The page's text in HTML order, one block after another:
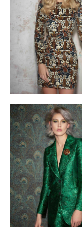
ЖАН-БАТИСТ
ГРЕТА МАРОИНО
MARKET